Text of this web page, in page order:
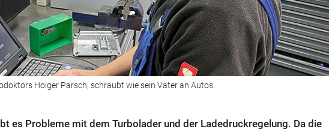
Holger Parsch, schraubt wie sein Vater an Autos.
es Probleme mit dem Turbolader und der Ladedruckregelung. Da die